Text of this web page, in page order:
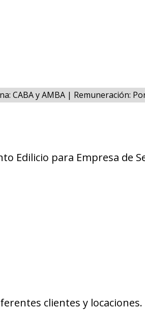
CABA y AMBA | Remuneración:
Edilicio para Empresa de
clientes y locaciones.